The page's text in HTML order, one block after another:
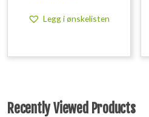
Legg i ønskelisten
Recently Viewed Products